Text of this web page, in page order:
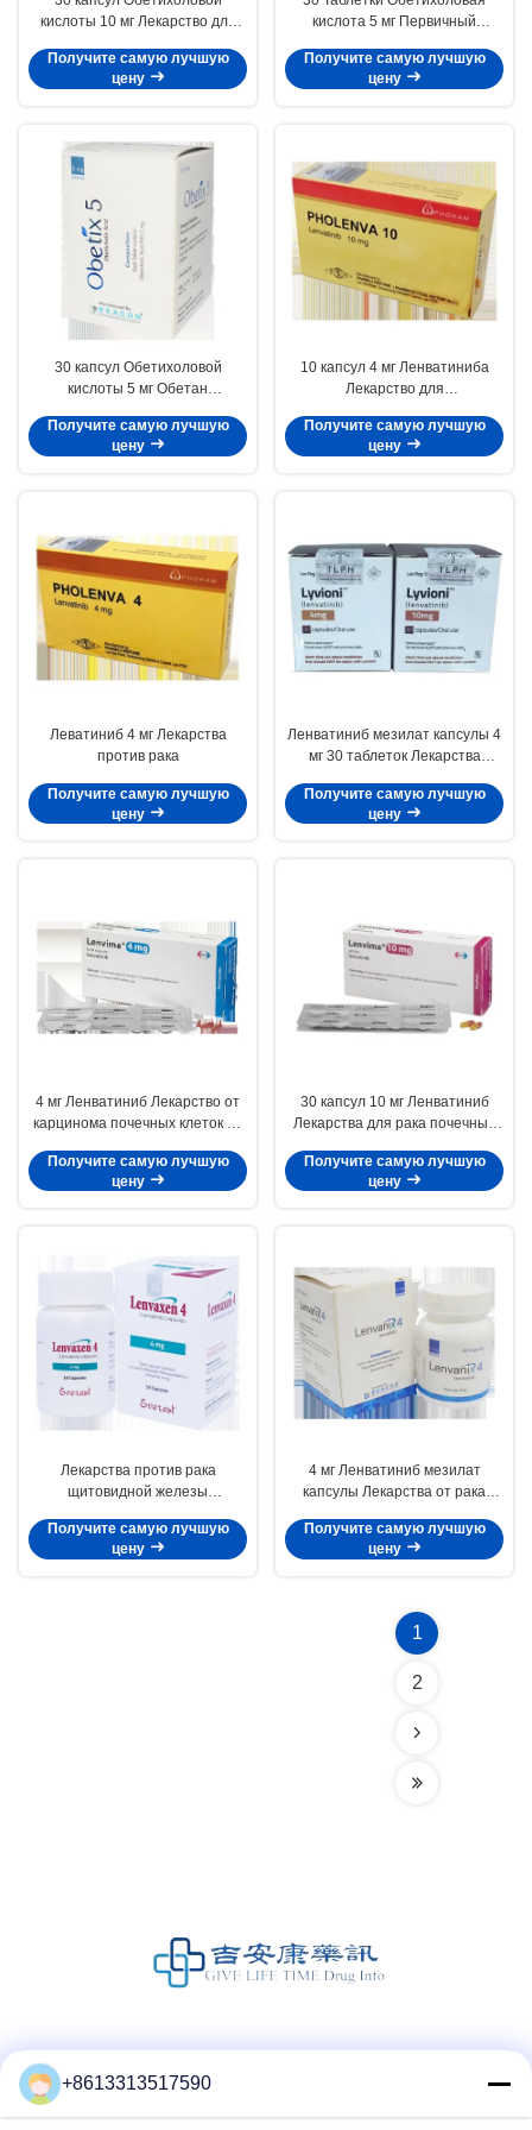
кислоты 10 мг Лекарство для
пузыря
Получите самую лучшую
цену
кислота 5 мг Первичный
Таблетки
Получите самую лучшую
цену
30 капсул Обетихоловой
кислоты 5 мг Обетан
таблетки 5 мг
Получите самую лучшую
цену
10 капсул 4 мг Ленватиниба
Лекарство для
карцинома
Получите самую лучшую
цену
Леватиниб 4 мг Лекарства
против рака
Получите самую лучшую
цену
Ленватиниб мезилат капсулы 4
мг 30 таблеток Лекарства
железы
Получите самую лучшую
цену
4 мг Ленватиниб Лекарство от
карцинома почечных клеток 30
Получите самую лучшую
цену
30 капсул 10 мг Ленватиниб
Лекарства для рака почечных
Получите самую лучшую
цену
Лекарства против рака
щитовидной железы
Target
Получите самую лучшую
цену
4 мг Ленватиниб мезилат
капсулы Лекарства от рака
Получите самую лучшую
цену
1
2
+8613313517590